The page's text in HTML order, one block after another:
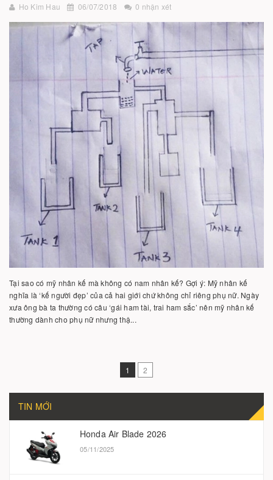
Ho Kim Hau 06/07/2018 0 nhận xét
Tại sao có mỹ nhân kế mà không có nam nhân kế? Gợi ý: Mỹ nhân kế
nghĩa là ‘kế người đẹp’ của cả hai giới chứ không chỉ riêng phụ nữ. Ngày
xưa ông bà ta thường có câu ‘gái ham tài, trai ham sắc’ nên mỹ nhân kế
thường dành cho phụ nữ nhưng thậ...
1 2
TIN MỚI
Honda Air Blade 2026
05/11/2025